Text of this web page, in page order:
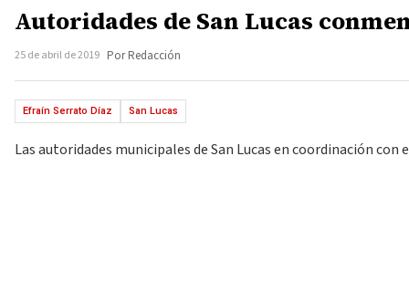
Autoridades de San Lucas
25 de abril de 2019 Por Redacción
Efraín Serrato Díaz San Lucas
Las autoridades municipales de San Lucas en coordinación